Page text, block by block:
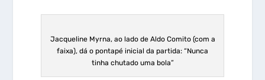
Jacqueline Myrna, ao lado de Aldo Comito (com a
faixa), dá o pontapé inicial da partida: “Nunca
tinha chutado uma bola”